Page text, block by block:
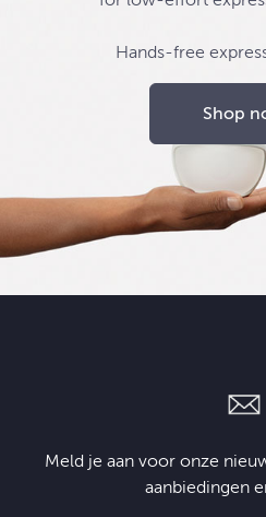
Hands-free
Shop
Meld je aan voor onze
aanbiedingen